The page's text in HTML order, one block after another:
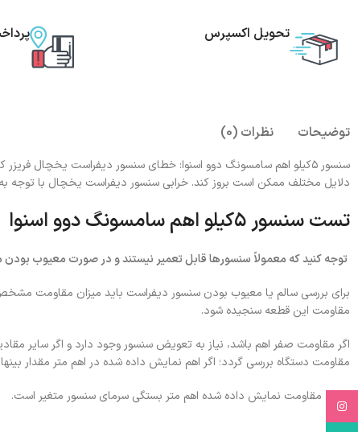
تحویل اکسپرس
توضیحات نظرات (0)
سنسور ۵کیلو اهم سامسونگ دوو اسنوا: خطای سنسور دیفراست یخچال
دلایل مختلف ممکن است بروز کند. خرابی سنسور دیفراست یخچال با توجه
تست سنسور ۵کیلو اهم سامسونگ دوو اسنوا
توجه کنید که معمولاً سنسورها قابل تعمیر نیستند و در صورت معیوب
برای بررسی سالم یا معیوب بودن سنسور دیفراست باید میزان مقاومت مشخص
مقاومت این قطعه سنجیده شود.
اگر مقاومت صفر اهم باشد، نیاز به تعویض سنسور وجود دارد و اگر سایر
مقاومت دستگاه بررسی گردد؛ اگر اهم نمایش داده شده در اهم متر مقدار
میزان مقاومت نمایش داده شده اهم متر بستگی سرمای سنسور متغیر است.
Instagram